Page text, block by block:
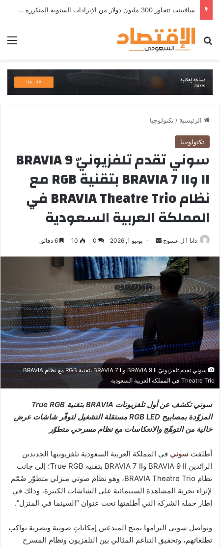
سافيينت تتجاوز 300 مليون دولار من الإيرادات السنوية المتكررة وتطلق منصة Zuma لأمن الهويات المؤسسية المعتمدة على الذكاء الاصطناعي
بحث عن
الرئيسية / تكنولوجيا
تكنولوجيا
سوني تقدم تلفزيونيّ BRAVIA 9
II وBRAVIA 7 II بتقنية RGB مع
نظام BRAVIA Theatre Trio في
المملكة العربية السعودية
دانا ٱل عسوج
أرسل
إلكترونيا
يونيو 1, 2026 0
10
سوني تقدم تلفزيونيّ BRAVIA 9 II وBRAVIA 7 II بتقنية RGB مع نظام BRAVIA
Theatre Trio في المملكة العربية السعودية
سوني تكشف عن أول تلفزيونات BRAVIA بتقنية True RGB
المزوّدة بمصابيح RGB LED مستقلة التشغيل لتوفّر شاشات عرض
خالية من التوهّج والانعكاسات مع نظام مسرحي متطوّر
أطلقت سوني في المملكة العربية السعودية تلفزيونيها الجديدين
الرائدين BRAVIA 9 II وBRAVIA 7 II بتقنية True RGB؛ إلى جانب
نظام BRAVIA Theatre Trio، وهو نظام صوتي منزلي متطوّر صُمّم
لإثراء تجربة المشاهدة السينمائية على الشاشات الكبيرة، وذلك في
إطار حملة الشركة التي أطلقتها تحت عنوان “السينما في المنزل”.
وتواصل سوني التزامها بمنح المبدعين إمكاناتٍ صوتية وبصرية تواكب
تطلعاتهم، وتحقيق التناغم المثالي بين التلفزيون ونظام المسرح